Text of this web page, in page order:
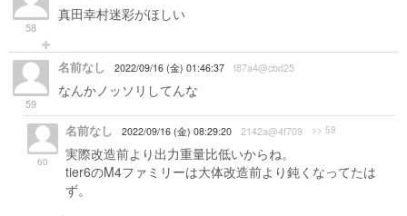
58
真田幸村迷彩がほしい
59
名前なし 2022/09/16 (金) 01:46:37 f87a4@cbd25
なんかノッソリしてんな
60
名前なし 2022/09/16 (金) 08:29:20 2142a@4f709 >> 59
実際改造前より出力重量比低いからね。
tier6のM4ファミリーは大体改造前より鈍くなってたは
ず。